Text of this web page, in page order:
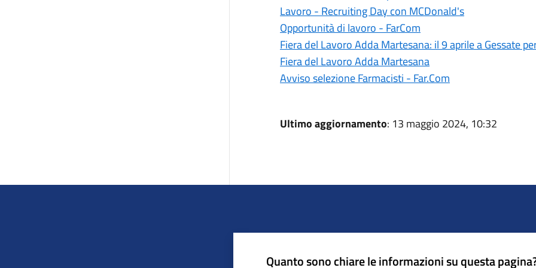
Lavoro - Recruiting Day con MCDonald's
Opportunità di lavoro - FarCom
Fiera del Lavoro Adda Martesana: il 9 aprile a Gessate
Fiera del Lavoro Adda Martesana
Avviso selezione Farmacisti - Far.Com
Ultimo aggiornamento: 13 maggio 2024, 10:32
Quanto sono chiare le informazioni su questa